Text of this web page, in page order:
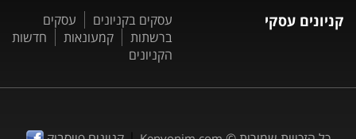
קניונים עסקי עסקים בקניונים
עסקים
ברשתות
קמעונאות
חדשות
הקניונים